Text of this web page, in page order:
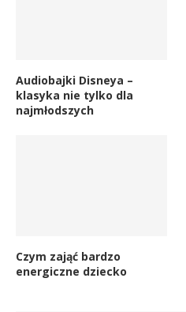
Audiobajki Disneya –
klasyka nie tylko dla
najmłodszych
Czym zająć bardzo
energiczne dziecko